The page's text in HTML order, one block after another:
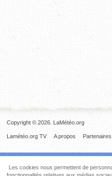
Copyright © 2026. LaMétéo.org
Partenaires
A propos
Lamétéo.org TV
Les cookies nous permettent de